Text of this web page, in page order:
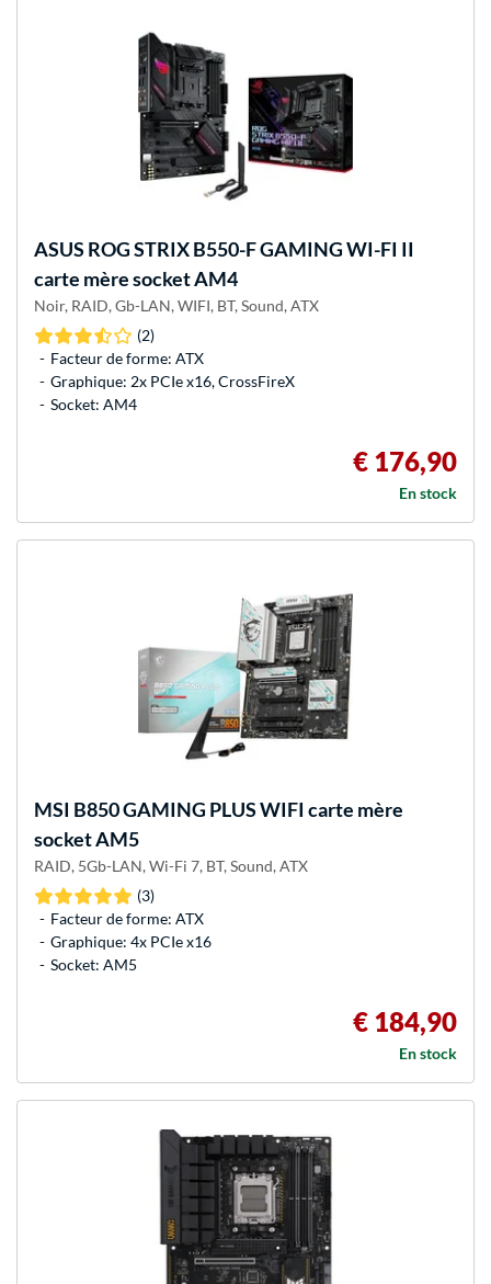
ASUS ROG STRIX B550-F GAMING WI-FI II
carte mère socket AM4
Noir, RAID, Gb-LAN, WIFI, BT, Sound, ATX
(2)
Facteur de forme: ATX
Graphique: 2x PCIe x16, CrossFireX
Socket: AM4
€ 176,90
En stock
MSI B850 GAMING PLUS WIFI carte mère
socket AM5
RAID, 5Gb-LAN, Wi-Fi 7, BT, Sound, ATX
(3)
Facteur de forme: ATX
Graphique: 4x PCIe x16
Socket: AM5
€ 184,90
En stock